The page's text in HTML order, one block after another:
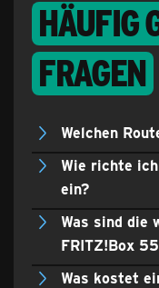
Häufig
Fragen
Welchen
Wie richte
ein?
Was sind die
FRITZ!Box
Was kostet